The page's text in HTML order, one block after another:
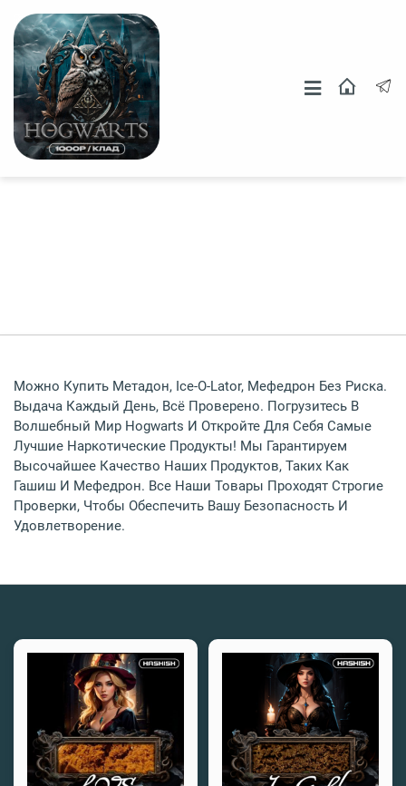
Можно Купить Метадон, Ice-O-Lator, Мефедрон Без Риска.
Выдача Каждый День, Всё Проверено. Погрузитесь В
Волшебный Мир Hogwarts И Откройте Для Себя Самые
Лучшие Наркотические Продукты! Мы Гарантируем
Высочайшее Качество Наших Продуктов, Таких Как
Гашиш И Мефедрон. Все Наши Товары Проходят Строгие
Проверки, Чтобы Обеспечить Вашу Безопасность И
Удовлетворение.